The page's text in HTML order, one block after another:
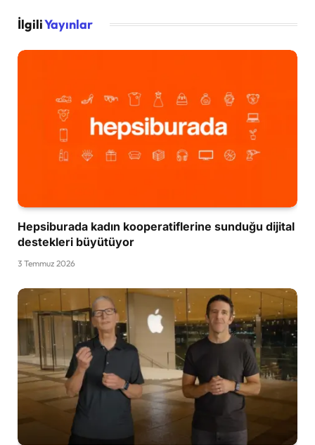
İlgiliYayınlar
Hepsiburada kadın kooperatiflerine sunduğu dijital
destekleri büyütüyor
3 Temmuz 2026